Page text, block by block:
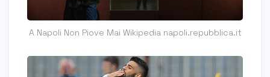
A Napoli Non Piove Mai Wikipedia napoli.repubblica.it